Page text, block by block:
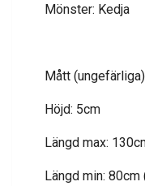
Mönster: Kedja
Mått (ungefärliga)
Höjd: 5cm
Längd max:
Längd min: